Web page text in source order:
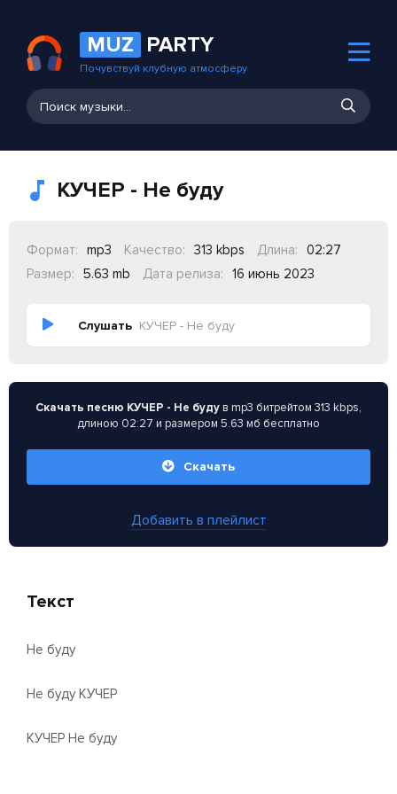
MUZ PARTY
Почувствуй клубную атмосферу
КУЧЕР - Не буду
Формат: mp3 Качество: 313 kbps Длина:
02:27
Размер:
5.63 mb Дата релиза: 16 июнь 2023
Слушать КУЧЕР - Не буду
Скачать песню КУЧЕР - Не буду в mp3 битрейтом 313 kbps,
длиною 02:27 и размером 5.63 мб бесплатно
Скачать
Добавить в плейлист
Текст
Не буду
Не буду КУЧЕР
КУЧЕР Не буду